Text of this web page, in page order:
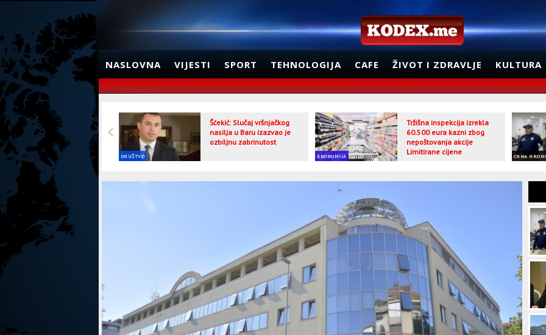
NASLOVNA VIJESTI SPORT TEHNOLOGIJA CAFE ŽIVOT I ZDRAVLJE KULTURA
DRUŠTVO
Šćekić: Slučaj vršnjačkog
nasilja u Baru izazvao je
ozbiljnu zabrinutost
EKONOMIJA
Tržišna inspekcija izrekla
60.500 eura kazni zbog
nepoštovanja akcije
Limitirane cijene
CRNA